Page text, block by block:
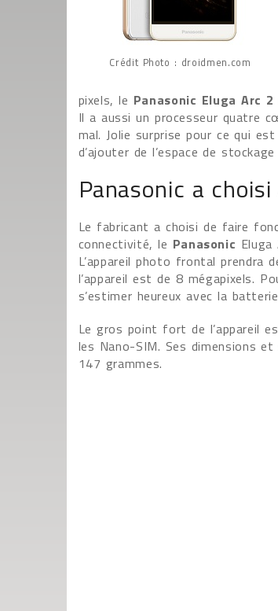
Crédit Photo : droidmen.com
pixels, le Panasonic Eluga Arc 2
Il a aussi un processeur quatre
mal. Jolie surprise pour ce qui
d’ajouter de l’espace de
Panasonic a
Le fabricant a choisi de faire
connectivité, le Panasonic
L’appareil photo frontal prendra
l’appareil est de 8 mégapixels.
s’estimer heureux avec la
Le gros point fort de l’appareil
les Nano-SIM. Ses dimensions
147 grammes.